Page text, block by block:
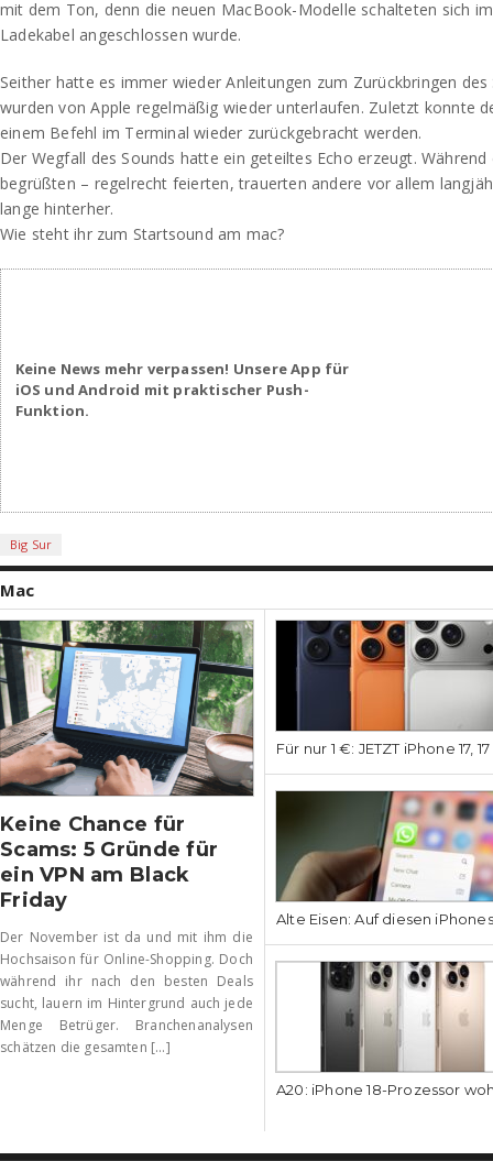
mit dem Ton, denn die neuen MacBook-Modelle schalteten sich
Ladekabel angeschlossen wurde.
Seither hatte es immer wieder Anleitungen zum Zurückbringen
wurden von Apple regelmäßig wieder unterlaufen. Zuletzt konnte
einem Befehl im Terminal wieder zurückgebracht werden.
Der Wegfall des Sounds hatte ein geteiltes Echo erzeugt.
begrüßten – regelrecht feierten, trauerten andere vor allem
lange hinterher.
Wie steht ihr zum Startsound am mac?
Keine News mehr verpassen! Unsere App für
iOS und Android mit praktischer Push-
Funktion.
Big Sur
Mac
Keine Chance für
Scams: 5 Gründe für
ein VPN am Black
Friday
Der November ist da und mit ihm die
Hochsaison für Online-Shopping. Doch
während ihr nach den besten Deals
sucht, lauern im Hintergrund auch jede
Menge Betrüger. Branchenanalysen
schätzen die gesamten [...]
Für nur 1 €: JETZT iPhone 17,
Alte Eisen: Auf diesen
A20: iPhone 18-Prozessor